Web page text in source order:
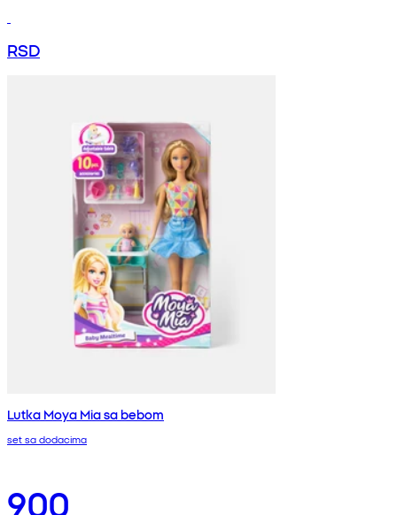
RSD
Lutka Moya Mia sa bebom
set sa dodacima
900